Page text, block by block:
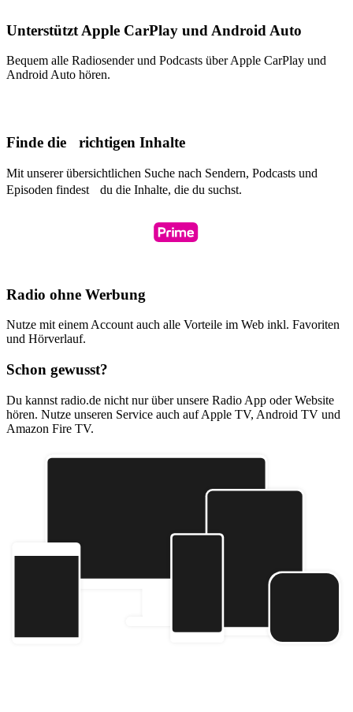
Unterstützt Apple CarPlay und Android Auto
Bequem alle Radiosender und Podcasts über Apple CarPlay und
Android Auto hören.
Finde die richtigen Inhalte
Mit unserer übersichtlichen Suche nach Sendern, Podcasts und
Episoden findest du die Inhalte, die du suchst.
Radio ohne Werbung
Nutze mit einem Account auch alle Vorteile im Web inkl. Favoriten
und Hörverlauf.
Schon gewusst?
Du kannst radio.de nicht nur über unsere Radio App oder Website
hören. Nutze unseren Service auch auf Apple TV, Android TV und
Amazon Fire TV.